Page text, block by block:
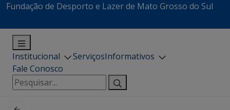
Fundação de Desporto e Lazer de Mato Grosso do Sul
Institucional ServiçosInformativos
Fale Conosco
Pesquisar
por: